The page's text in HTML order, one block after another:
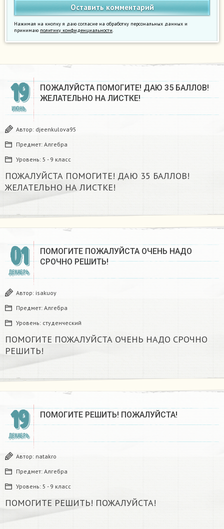
Нажимая на кнопку я даю согласие на обработку персональных данных и
принимаю политику конфиденциальности.
19
ИЮНЬ
ПОЖАЛУЙСТА ПОМОГИТЕ! ДАЮ 35 БАЛЛОВ!
ЖЕЛАТЕЛЬНО НА ЛИСТКЕ!
Автор: djeenkulova95
Предмет: Алгебра
Уровень: 5 - 9 класс
ПОЖАЛУЙСТА ПОМОГИТЕ! ДАЮ 35 БАЛЛОВ!
ЖЕЛАТЕЛЬНО НА ЛИСТКЕ!
01
ДЕКАБРЬ
ПОМОГИТЕ ПОЖАЛУЙСТА ОЧЕНЬ НАДО
СРОЧНО РЕШИТЬ!
Автор: isakuoy
Предмет: Алгебра
Уровень: студенческий
ПОМОГИТЕ ПОЖАЛУЙСТА ОЧЕНЬ НАДО СРОЧНО
РЕШИТЬ!
19
ДЕКАБРЬ
ПОМОГИТЕ РЕШИТЬ! ПОЖАЛУЙСТА!
Автор: natakro
Предмет: Алгебра
Уровень: 5 - 9 класс
ПОМОГИТЕ РЕШИТЬ! ПОЖАЛУЙСТА!